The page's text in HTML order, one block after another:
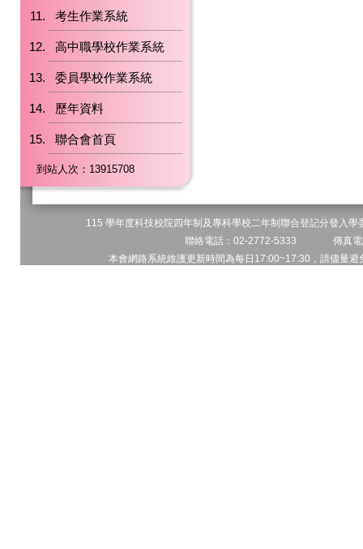
考生作業系統
高中職學校作業系統
委員學校作業系統
歷年資料
聯合會首頁
到站人次：13915708
115 學年度科技校院四年制及專科學校二年制聯合登記分發
聯絡電話：02-2772-5333 傳真
本會網路系統維護更新時間為每日17:00~17:30，請儘量